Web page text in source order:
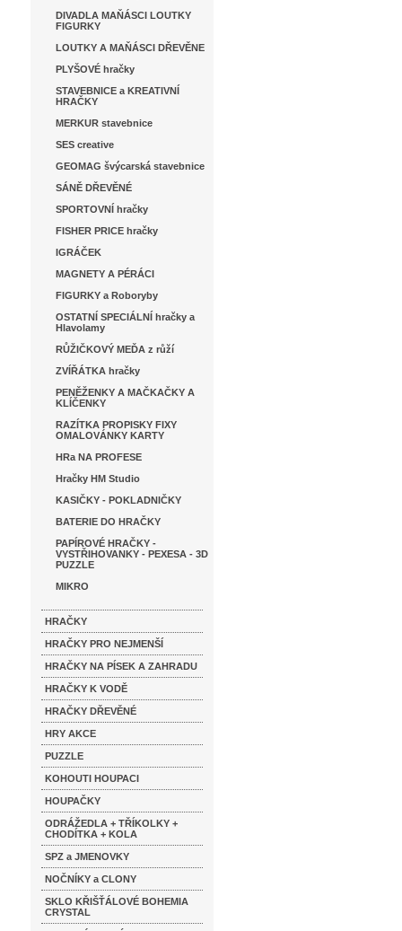
DIVADLA MAŇÁSCI LOUTKY
FIGURKY
LOUTKY A MAŇÁSCI DŘEVĚNE
PLYŠOVÉ hračky
STAVEBNICE a KREATIVNÍ
HRAČKY
MERKUR stavebnice
SES creative
GEOMAG švýcarská stavebnice
SÁNĚ DŘEVĚNÉ
SPORTOVNÍ hračky
FISHER PRICE hračky
IGRÁČEK
MAGNETY A PÉRÁCI
FIGURKY a Roboryby
OSTATNÍ SPECIÁLNÍ hračky a
Hlavolamy
RŮŽIČKOVÝ MEĎA z růží
ZVÍŘÁTKA hračky
PENĚŽENKY A MAČKAČKY A
KLÍČENKY
RAZÍTKA PROPISKY FIXY
OMALOVÁNKY KARTY
HRa NA PROFESE
Hračky HM Studio
KASIČKY - POKLADNIČKY
BATERIE DO HRAČKY
PAPÍROVÉ HRAČKY -
VYSTŘIHOVANKY - PEXESA - 3D
PUZZLE
MIKRO
HRAČKY
HRAČKY PRO NEJMENŠÍ
HRAČKY NA PÍSEK A ZAHRADU
HRAČKY K VODĚ
HRAČKY DŘEVĚNÉ
HRY AKCE
PUZZLE
KOHOUTI HOUPACI
HOUPAČKY
ODRÁŽEDLA + TŘÍKOLKY +
CHODÍTKA + KOLA
SPZ a JMENOVKY
NOČNÍKY a CLONY
SKLO KŘIŠŤÁLOVÉ BOHEMIA
CRYSTAL